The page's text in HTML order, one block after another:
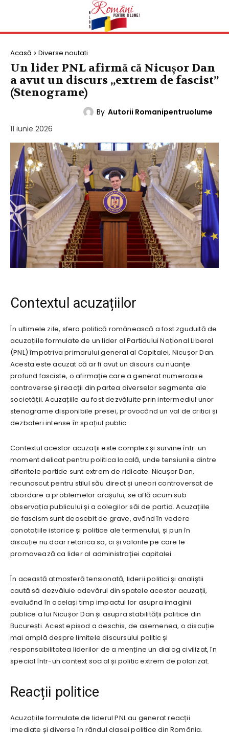
Acasă Diverse noutati
Un lider PNL afirmă că Nicușor Dan
a avut un discurs „extrem de fascist”
(Stenograme)
By Autorii Romanipentruolume
11 iunie 2026
Contextul acuzațiilor
În ultimele zile, sfera politică românească a fost zguduită de
acuzațiile formulate de un lider al Partidului Național Liberal
(PNL) împotriva primarului general al Capitalei, Nicușor Dan.
Acesta este acuzat că ar fi avut un discurs cu nuanțe
profund fasciste, o afirmație care a generat numeroase
controverse și reacții din partea diverselor segmente ale
societății. Acuzațiile au fost dezvăluite prin intermediul unor
stenograme disponibile presei, provocând un val de critici și
dezbateri intense în spațiul public.
Contextul acestor acuzații este complex și survine într-un
moment delicat pentru politica locală, unde tensiunile dintre
diferitele partide sunt extrem de ridicate. Nicușor Dan,
recunoscut pentru stilul său direct și uneori controversat de
abordare a problemelor orașului, se află acum sub
observația publicului și a colegilor săi de partid. Acuzațiile
de fascism sunt deosebit de grave, având în vedere
conotațiile istorice și politice ale termenului, și pun în
discuție nu doar retorica sa, ci și valorile pe care le
promovează ca lider al administrației capitalei.
În această atmosferă tensionată, liderii politici și analiștii
caută să dezvăluie adevărul din spatele acestor acuzații,
evaluând în același timp impactul lor asupra imaginii
publice a lui Nicușor Dan și asupra stabilității politice din
București. Acest episod a deschis, de asemenea, o discuție
mai amplă despre limitele discursului politic și
responsabilitatea liderilor de a menține un dialog civilizat, în
special într-un context social și politic extrem de polarizat.
Reacții politice
Acuzațiile formulate de liderul PNL au generat reacții
imediate și diverse în rândul clasei politice din România.